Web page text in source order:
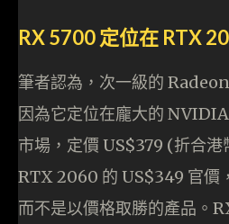
RX 5700 定位在 RTX
筆者認為，次一級的
因為它定位在龐大的
市場，定價 US$379 (折合
RTX 2060 的 US$349 官價
而不是以價格取勝的產品。